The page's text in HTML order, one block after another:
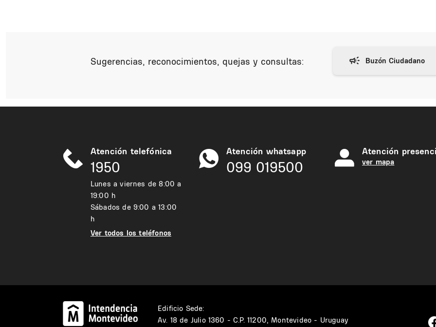
Sugerencias, reconocimientos, quejas y consultas:
Atención telefónica
1950
Lunes a viernes de 8:00 a
19:00 h
Sábados de 9:00 a 13:00
h
Ver todos los teléfonos
Atención whatsapp
099 019500
Atención
ver mapa
Edificio Sede:
Av. 18 de Julio 1360 - C.P. 11200, Montevideo - Uruguay